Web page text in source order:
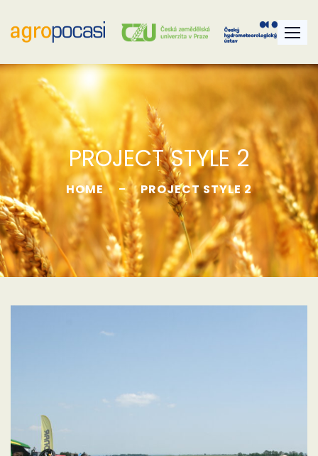
PROJECT STYLE 2
HOME PROJECT STYLE 2